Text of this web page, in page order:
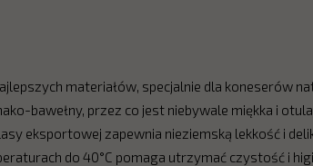
materiałów, specjalnie dla koneserów
bawełny, przez co jest niebywale miękka i
eksportowej zapewnia nieziemską lekkość i
do 40°C pomaga utrzymać czystość i